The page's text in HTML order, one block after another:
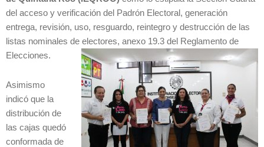
del acceso y verificación del Padrón Electoral, generación
entrega, revisión, uso, resguardo, reintegro y destrucción de las
listas nominales de electores, anexo 19.3 del Reglamento de
Elecciones.
Asimismo
indicó que la
distribución de
las cajas quedó
conformada de